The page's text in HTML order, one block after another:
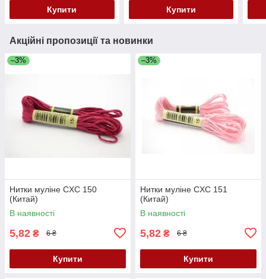
Купити Купити
Акційні пропозиції та новинки
–3%
Нитки муліне CXC 150
(Китай)
В наявності
5,82 ₴ 6 ₴
Купити
–3%
Нитки муліне CXC 151
(Китай)
В наявності
5,82 ₴ 6 ₴
Купити